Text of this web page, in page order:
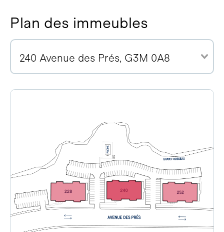
Plan des immeubles
240 Avenue des Prés, G3M 0A8